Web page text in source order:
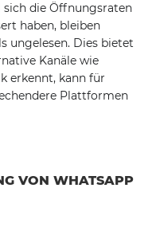
die Öffnungsraten
haben, bleiben
ungelesen. Dies bietet
Kanäle wie
erkennt, kann für
Plattformen
VON WHATSAPP